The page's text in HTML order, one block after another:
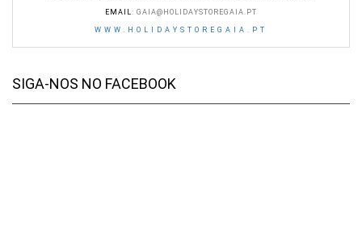
EMAIL : GAIA@HOLIDAYSTOREGAIA.PT
WWW.HOLIDAYSTOREGAIA.PT
SIGA-NOS NO FACEBOOK